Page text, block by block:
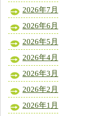
2026年7月
2026年6月
2026年5月
2026年4月
2026年3月
2026年2月
2026年1月